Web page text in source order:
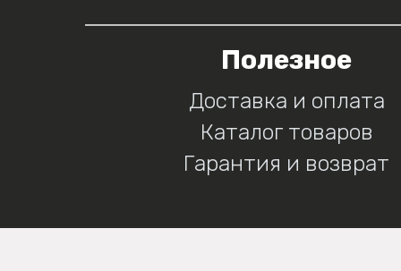
Полезное
Доставка и оплата
Каталог товаров
Гарантия и возврат